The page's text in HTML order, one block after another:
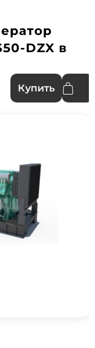
DZX в
Купить